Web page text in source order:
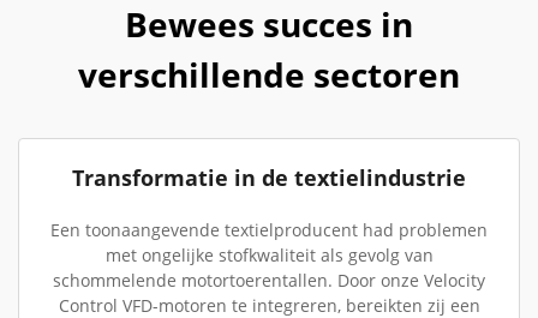
Bewees succes in
verschillende sectoren
Transformatie in de textielindustrie
Een toonaangevende textielproducent had problemen
met ongelijke stofkwaliteit als gevolg van
schommelende motortoerentallen. Door onze Velocity
Control VFD-motoren te integreren, bereikten zij een